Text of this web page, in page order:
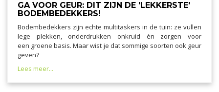
GA VOOR GEUR: DIT ZIJN DE 'LEKKERSTE'
BODEMBEDEKKERS!
Bodembedekkers zijn echte multitaskers in de tuin: ze vullen
lege plekken, onderdrukken onkruid én zorgen voor
een groene basis. Maar wist je dat sommige soorten ook geur
geven?
Lees meer...